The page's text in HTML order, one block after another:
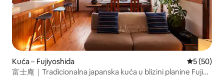
Kuća – Fujiyoshida Prosječna
5 (50)
富士庵｜Tradicionalna japanska kuća u blizini planine Fuji